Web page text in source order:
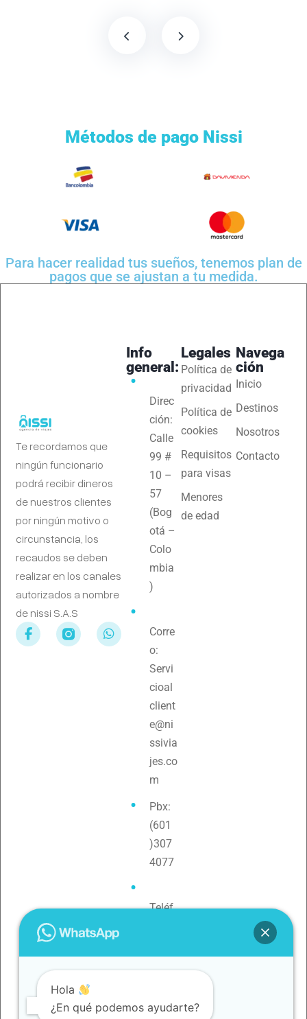
Métodos de pago Nissi
Para hacer realidad tus sueños, tenemos plan de
pagos que se ajustan a tu medida.
Te recordamos que
ningún funcionario
podrá recibir dineros
de nuestros clientes
por ningún motivo o
circunstancia, los
recaudos se deben
realizar en los canales
autorizados a nombre
de nissi S.A.S
Navega
ción
Inicio
Destinos
Nosotros
Contacto
Legales
Política de
privacidad
Política de
cookies
Requisitos
para visas
Menores
de edad
Info
general:
Direc
ción:
Calle
99 #
10 –
57
(Bog
otá –
Colo
mbia
)
Corre
o:
Servi
cioal
client
e@ni
ssivia
jes.co
m
Pbx:
(601
)307
4077
Teléf
Hola
¿En qué podemos ayudarte?